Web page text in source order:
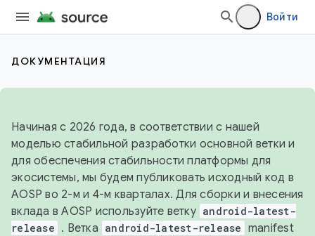
Войти
ДОКУМЕНТАЦИЯ
Начиная с 2026 года, в соответствии с нашей
моделью стабильной разработки основной ветки и
для обеспечения стабильности платформы для
экосистемы, мы будем публиковать исходный код в
AOSP во 2-м и 4-м кварталах. Для сборки и внесения
вклада в AOSP используйте ветку android-latest-
release . Ветка android-latest-release manifest